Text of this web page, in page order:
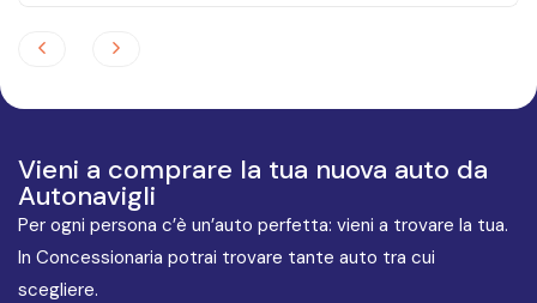
Vieni a comprare la tua nuova auto da
Autonavigli
Per ogni persona c’è un’auto perfetta: vieni a trovare la tua.
In Concessionaria potrai trovare tante auto tra cui
scegliere.